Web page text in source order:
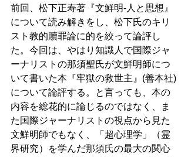
前回、松下正寿著『文鮮明-人と思想』
について読み解きをし、松下氏のキリ
スト教的贖罪論に的を絞って論評し
た。今回は、やはり知識人で国際ジャ
ーナリストの那須聖氏が文鮮明師につ
いて書いた本『牢獄の救世主』(善本社)
について論評する。と言っても、本の
内容を総花的に論じるのではなく、ま
た国際ジャーナリストの視点から見た
文鮮明師でもなく、「超心理学」（霊
界研究）を学んだ那須氏の最大の関心